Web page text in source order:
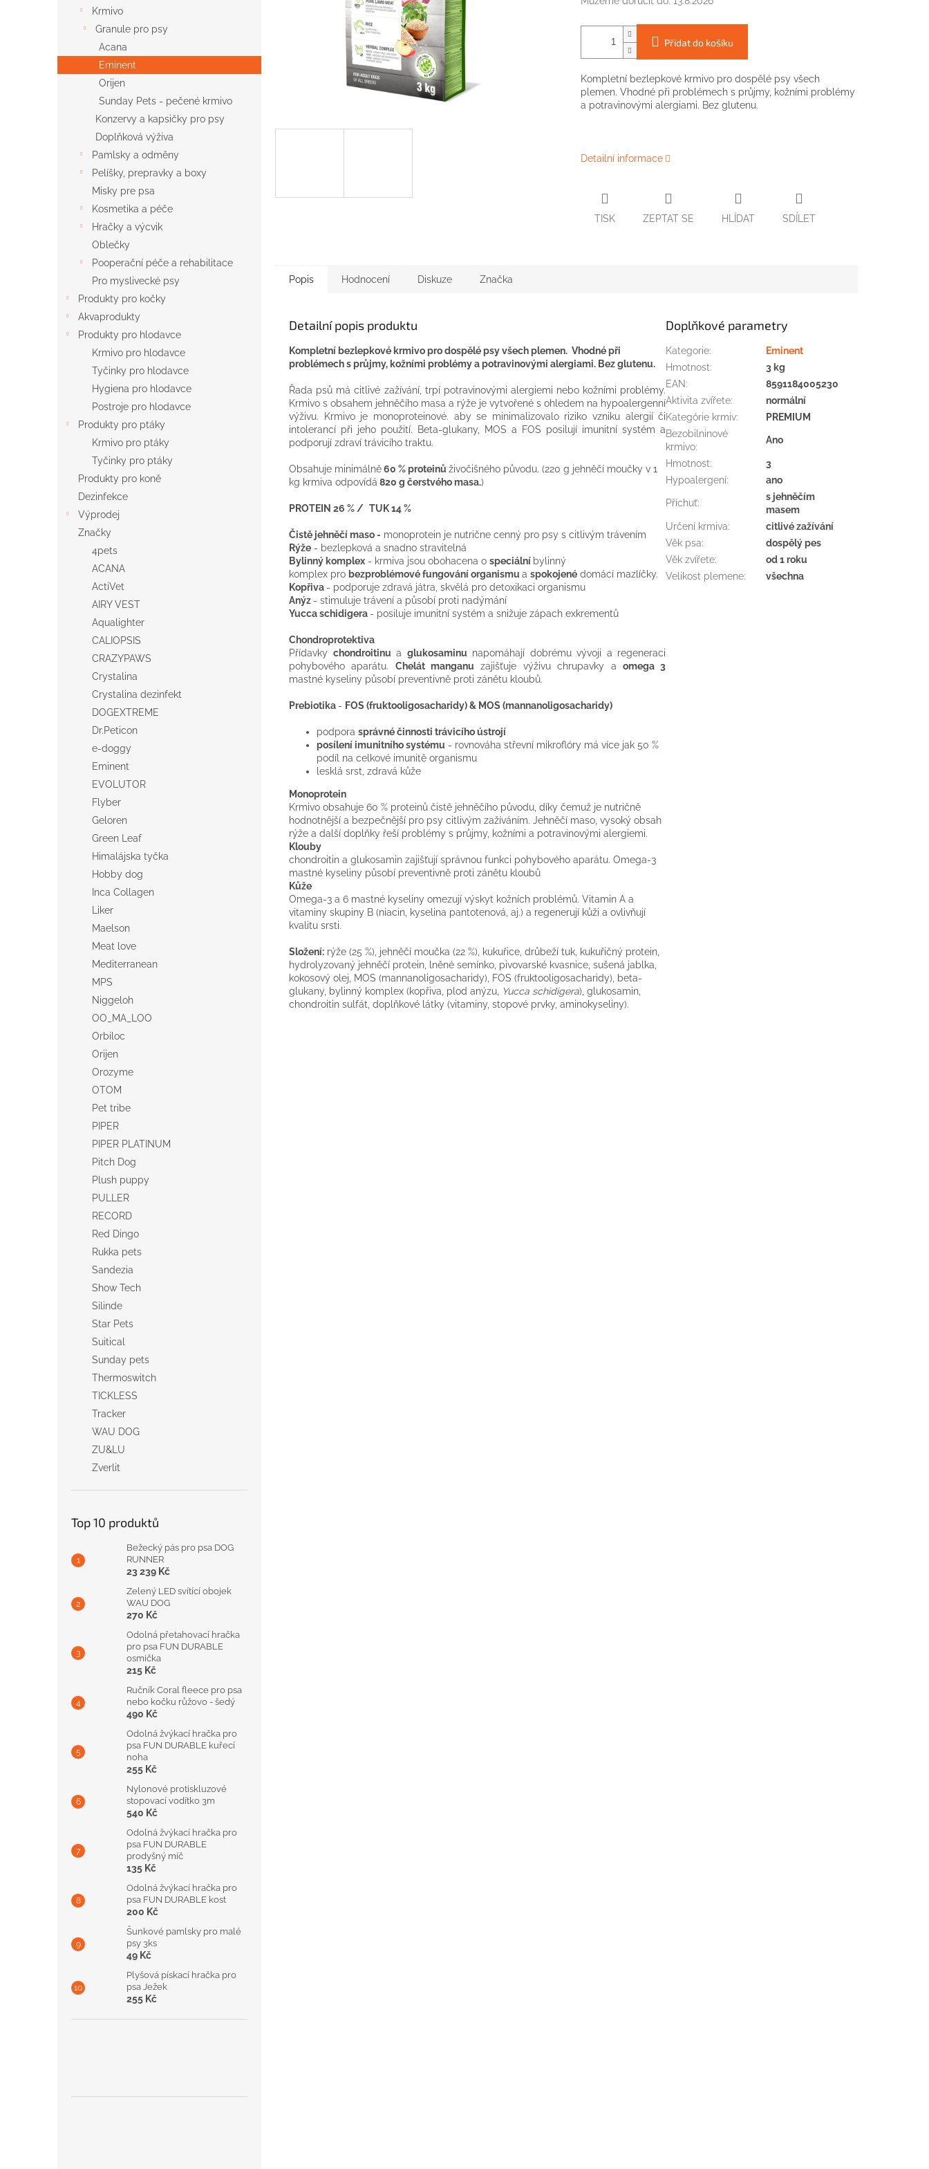
Krmivo
Granule pro psy
Acana
Eminent
Orijen
Sunday Pets - pečené krmivo
Konzervy a kapsičky pro psy
Doplňková výživa
Pamlsky a odměny
Pelíšky, prepravky a boxy
Misky pre psa
Kosmetika a péče
Hračky a výcvik
Oblečky
Pooperační péče a rehabilitace
Pro myslivecké psy
Produkty pro kočky
Akvaprodukty
Produkty pro hlodavce
Krmivo pro hlodavce
Tyčinky pro hlodavce
Hygiena pro hlodavce
Postroje pro hlodavce
Produkty pro ptáky
Krmivo pro ptáky
Tyčinky pro ptáky
Produkty pro koně
Dezinfekce
Výprodej
Značky
4pets
ACANA
ActiVet
AIRY VEST
Aqualighter
CALIOPSIS
CRAZYPAWS
Crystalina
Crystalina dezinfekt
DOGEXTREME
Dr.Peticon
e-doggy
Eminent
EVOLUTOR
Flyber
Geloren
Green Leaf
Himalájska tyčka
Hobby dog
Inca Collagen
Liker
Maelson
Meat love
Mediterranean
MPS
Niggeloh
OO_MA_LOO
Orbiloc
Orijen
Orozyme
OTOM
Pet tribe
PIPER
PIPER PLATINUM
Pitch Dog
Plush puppy
PULLER
RECORD
Red Dingo
Rukka pets
Sandezia
Show Tech
Silinde
Star Pets
Suitical
Sunday pets
Thermoswitch
TICKLESS
Tracker
WAU DOG
ZU&LU
Zverlit
Top 10 produktů
Bežecký pás pro psa DOG
RUNNER
23 239 Kč
Zelený LED svítící obojek
WAU DOG
270 Kč
Odolná přetahovací hračka
pro psa FUN DURABLE
osmička
215 Kč
Ručník Coral fleece pro psa
nebo kočku růžovo - šedý
490 Kč
Odolná žvýkací hračka pro
psa FUN DURABLE kuřecí
noha
255 Kč
Nylonové protiskluzové
stopovací vodítko 3m
540 Kč
Odolná žvýkací hračka pro
psa FUN DURABLE
prodyšný míč
135 Kč
Odolná žvýkací hračka pro
psa FUN DURABLE kost
200 Kč
Šunkové pamlsky pro malé
psy 3ks
49 Kč
Plyšová pískací hračka pro
psa Ježek
255 Kč
Přidat do košíku
Kompletní bezlepkové krmivo pro dospělé psy všech
plemen. Vhodné při problémech s průjmy, kožními problémy
a potravinovými alergiami. Bez glutenu.
Detailní informace
TISK ZEPTAT SE HLÍDAT SDÍLET
Popis Hodnocení Diskuze Značka
Detailní popis produktu
Kompletní bezlepkové krmivo pro dospělé psy všech plemen. Vhodné při
problémech s průjmy, kožními problémy a potravinovými alergiami. Bez glutenu.
Řada psů má citlivé zažívání, trpí potravinovými alergiemi nebo kožními problémy.
Krmivo s obsahem jehněčího masa a rýže je vytvořené s ohledem na hypoalergenní
výživu. Krmivo je monoproteinové. aby se minimalizovalo riziko vzniku alergií či
intolerancí při jeho použití. Beta-glukany, MOS a FOS posilují imunitní systém a
podporují zdraví trávicího traktu.
Obsahuje minimálně60 % proteinů živočišného původu. (220 g jehněčí moučky v 1
kg krmiva odpovídá 820 g čerstvého masa.)
PROTEIN 26 % / TUK 14 %
Čistě jehněčí maso - monoprotein je nutrične cenný pro psy s citlivým trávením
Rýže - bezlepková a snadno stravitelná
Bylinný komplex - krmiva jsou obohacena o speciální bylinný
komplex pro bezproblémové fungování organismu a spokojené domácí mazlíčky.
Kopřiva - podporuje zdravá játra, skvělá pro detoxikaci organismu
Anýz - stimuluje trávení a působí proti nadýmání
Yucca schidigera - posiluje imunitní systém a snižuje zápach exkrementů
Chondroprotektiva
Přídavky chondroitinu a glukosaminu napomáhají dobrému vývoji a regeneraci
pohybového aparátu. Chelát manganu zajišťuje výživu chrupavky a omega 3
mastné kyseliny působí preventivně proti zánětu kloubů.
Prebiotika - FOS (fruktooligosacharidy)& MOS (mannanoligosacharidy)
podpora správné činnosti trávicího ústrojí
posílení imunitního systému - rovnováha střevní mikroflóry má více jak 50 %
podíl na celkové imunitě organismu
lesklá srst, zdravá kůže
Monoprotein
Krmivo obsahuje 60 % proteinů čistě jehněčího původu, díky čemuž je nutričně
hodnotnější a bezpečnější pro psy citlivým zažíváním. Jehněčí maso, vysoký obsah
rýže a další doplňky řeší problémy s průjmy, kožními a potravinovými alergiemi.
Klouby
chondroitin a glukosamin zajišťují správnou funkci pohybového aparátu. Omega-3
mastné kyseliny působí preventivně proti zánětu kloubů
Kůže
Omega-3 a 6 mastné kyseliny omezují výskyt kožních problémů. Vitamin A a
vitaminy skupiny B (niacin, kyselina pantotenová, aj.) a regenerují kůži a ovlivňují
kvalitu srsti.
Složení: rýže (25 %), jehněčí moučka (22 %), kukuřice, drůbeží tuk, kukuřičný protein,
hydrolyzovaný jehněčí protein, lněné semínko, pivovarské kvasnice, sušená jablka,
kokosový olej, MOS (mannanoligosacharidy), FOS (fruktooligosacharidy), beta-
glukany, bylinný komplex (kopřiva, plod anýzu, Yucca schidigera), glukosamin,
chondroitin sulfát, doplňkové látky (vitaminy, stopové prvky, aminokyseliny).
Doplňkové parametry
Kategorie:
Eminent
Hmotnost:
3 kg
EAN:
8591184005230
Aktivita zvířete:
normální
Kategórie krmiv:
PREMIUM
Bezobilninové
krmivo:
Ano
Hmotnost:
3
Hypoalergení: ano
Příchuť:
s jehněčím
masem
Určení krmiva:
citlivé zažívání
Věk psa:
dospělý pes
Věk zvířete:
od 1 roku
Velikost plemene: všechna